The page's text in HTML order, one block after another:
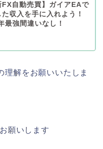
FX自動売買】ガイアEAで
収入を手に入れよう！
最強間違いなし！
解をお願いいたしま
願いします